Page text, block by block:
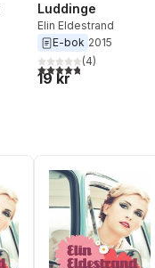
Luddinge
Elin Eldestrand
E-bok 2015
4,8utav 5 stjärnor.
(4)
19 kr